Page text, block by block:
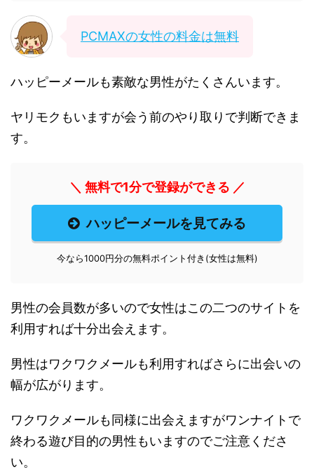
PCMAXの女性の料金は無料
ハッピーメールも素敵な男性がたくさんいます。
ヤリモクもいますが会う前のやり取りで判断できま
す。
＼ 無料で1分で登録ができる ／
ハッピーメールを見てみる
今なら1000円分の無料ポイント付き(女性は無料)
男性の会員数が多いので女性はこの二つのサイトを
利用すれば十分出会えます。
男性はワクワクメールも利用すればさらに出会いの
幅が広がります。
ワクワクメールも同様に出会えますがワンナイトで
終わる遊び目的の男性もいますのでご注意くださ
い。